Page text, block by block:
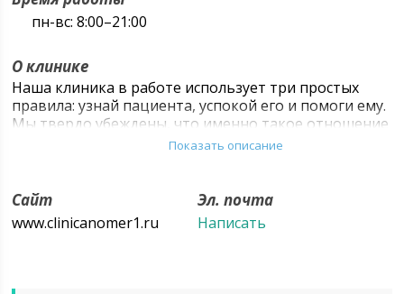
пн-вс: 8:00–21:00
О клинике
Наша клиника в работе использует три простых
правила: узнай пациента, успокой его и помоги ему.
Мы твердо убеждены, что именно такое отношение
способно эффективно решить проблему человека,
докторов для нашей дружной команды. Мы
оцениваем не только их профессионализм и успехи,
но и отношение к людям, жизненные правила и
категории- доктора и кандидаты медицинских наук.
Показать описание
Сайт
www.clinicanomer1.ru
Эл. почта
Написать